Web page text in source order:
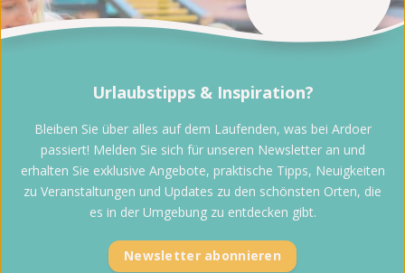
Urlaubstipps & Inspiration?
Bleiben Sie über alles auf dem Laufenden, was bei Ardoer
passiert! Melden Sie sich für unseren Newsletter an und
erhalten Sie exklusive Angebote, praktische Tipps, Neuigkeiten
zu Veranstaltungen und Updates zu den schönsten Orten, die
es in der Umgebung zu entdecken gibt.
Newsletter abonnieren